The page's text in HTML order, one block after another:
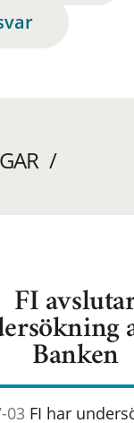
FI
Banken
03 FI har